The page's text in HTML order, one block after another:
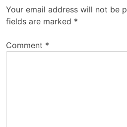
Your email address will not be
fields are marked *
Comment *